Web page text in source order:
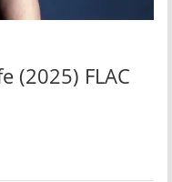
(2025) FLAC